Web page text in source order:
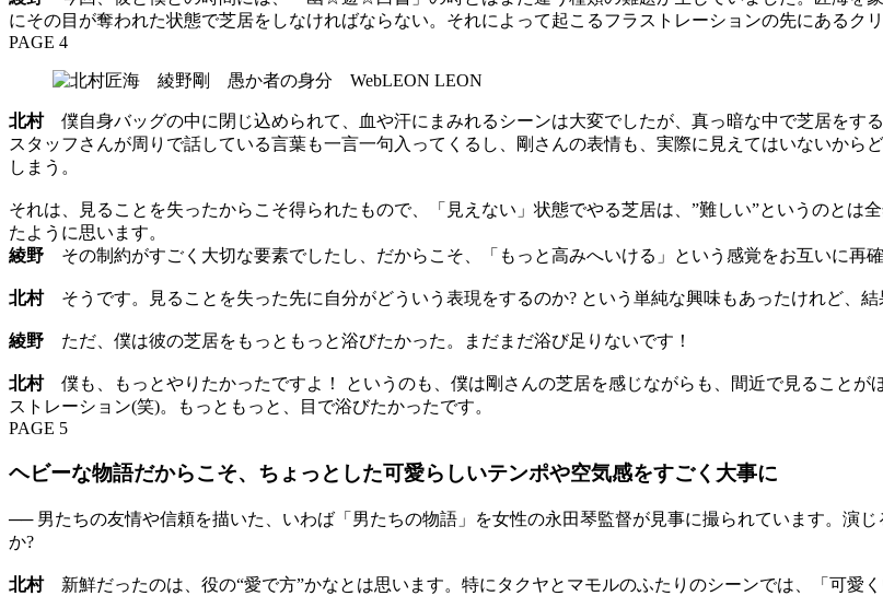
にその目が奪われた状態で芝居をしなければならない。それによって起こるフラストレーションの先にあるク
PAGE 4
北村僕自身バッグの中に閉じ込められて、血や汗にまみれるシーンは大変でしたが、真っ暗な中で芝居をす
スタッフさんが周りで話している言葉も一言一句入ってくるし、剛さんの表情も、実際に見えてはいないか
しまう。
それは、見ることを失ったからこそ得られたもので、「見えない」状態でやる芝居は、”難しい”というのとは
たように思います。
綾野 その制約がすごく大切な要素でしたし、だからこそ、「もっと高みへいける」という感覚をお互いに再確
北村そうです。見ることを失った先に自分がどういう表現をするのか? という単純な興味もあったけれど、結
綾野 ただ、僕は彼の芝居をもっともっと浴びたかった。まだまだ浴び足りないです！
北村僕も、もっとやりたかったですよ！ というのも、僕は剛さんの芝居を感じながらも、間近で見ることが
ストレーション(笑)。もっともっと、目で浴びたかったです。
PAGE 5
ヘビーな物語だからこそ、ちょっとした可愛らしいテンポや空気感をすごく大事に
── 男たちの友情や信頼を描いた、いわば「男たちの物語」を女性の永田琴監督が見事に撮られています。演
か?
北村新鮮だったのは、役の“愛で方”かなとは思います。特にタクヤとマモルのふたりのシーンでは、「可愛